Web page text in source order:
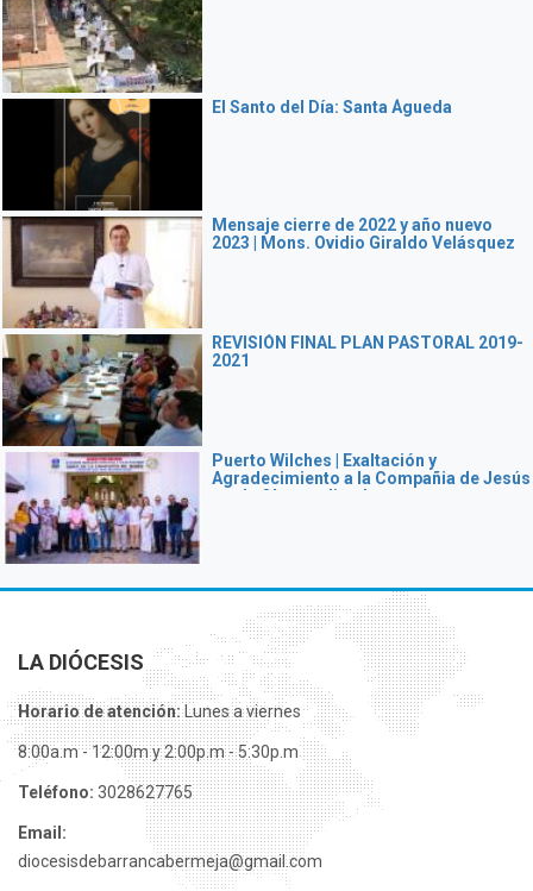
El Santo del Día: Santa Águeda
Mensaje cierre de 2022 y año nuevo
2023 | Mons. Ovidio Giraldo Velásquez
REVISIÓN FINAL PLAN PASTORAL 2019-
2021
Puerto Wilches | Exaltación y
Agradecimiento a la Compañia de Jesús
por la Obra realizada en
LA DIÓCESIS
Horario de atención:Lunes a viernes
8:00a.m - 12:00m y 2:00p.m - 5:30p.m
Teléfono: 3028627765
Email:
diocesisdebarrancabermeja@gmail.com